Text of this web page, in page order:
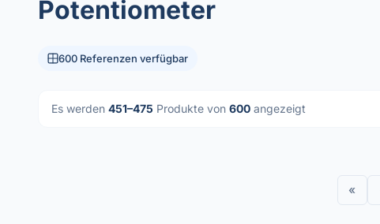
Potentiometer
600 Referenzen verfügbar
Es werden 451–475 Produkte von 600 angezeigt
«